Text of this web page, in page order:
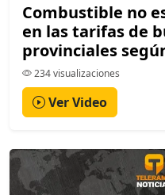
Combustible no
en las tarifas de
provinciales
234 visualizaciones
Ver Video